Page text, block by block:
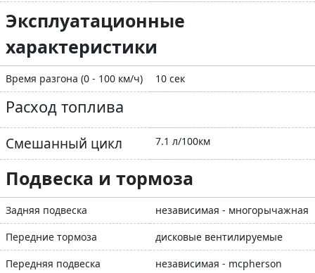
Эксплуатационные
характеристики
Время разгона (0 - 100 км/ч) 10 сек
Расход топлива
Смешанный цикл 7.1 л/100км
Подвеска и тормоза
Задняя подвеска
независимая - многорычажная
Передние тормоза
дисковые вентилируемые
Передняя подвеска
независимая - mcpherson